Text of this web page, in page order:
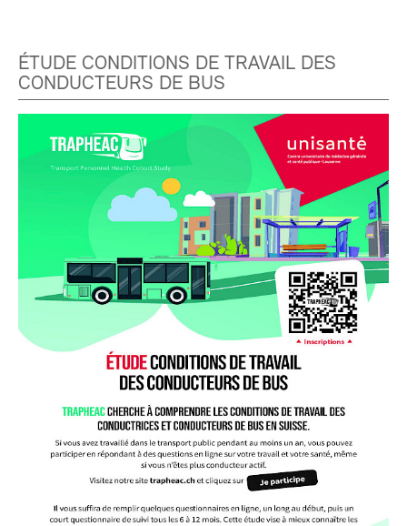
ÉTUDE CONDITIONS DE TRAVAIL DES
CONDUCTEURS DE BUS